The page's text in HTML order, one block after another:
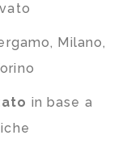
Milano,
in base a